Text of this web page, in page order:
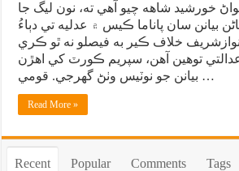
خورشيد شاهه چيو آهي ته، نون ليگ جا
بيانن سان پاناما ڪيس ۾ عدليه تي دٻاءُ
خلاف ڪير به فيصلو نه ٿو ڪري
توهين آهن، سپريم ڪورٽ کي اهڙن
بيانن جو نوٽيس وٺڻ گهرجي. قومي …
Read More »
Recent Popular Comments Tags